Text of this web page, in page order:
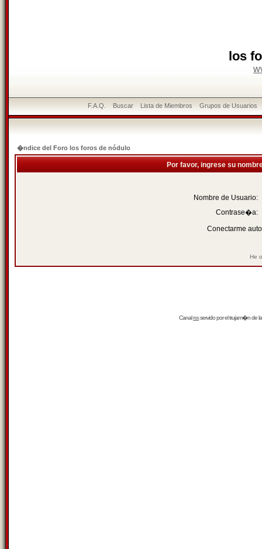
los
F.A.Q. Buscar Lista de Miembros Grupos de Usuarios
�ndice del Foro los foros de nódulo
Por favor, ingrese su
Nombre de Usuario:
Contrase�a:
Conectarme
He
Canalrssservido por eltrujam�nde